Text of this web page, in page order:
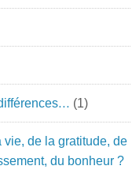
(1)
vie, de la gratitude, de
du bonheur ?